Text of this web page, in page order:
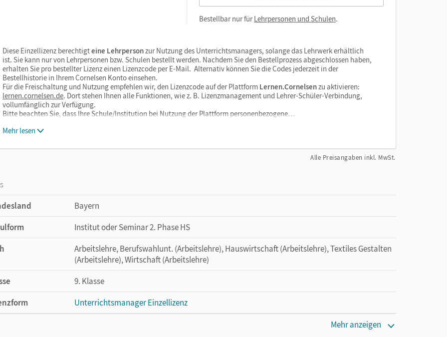
Bestellbar nur fürLehrpersonen und Schulen.
Diese Einzellizenz berechtigteine Lehrpersonzur Nutzung des Unterrichtsmanagers, solange das Lehrwerk erhältlich
ist. Sie kann nur von Lehrpersonen bzw. Schulen bestellt werden. Nachdem Sie den Bestellprozess abgeschlossen haben,
erhalten Sie pro bestellter Lizenz einen Lizenzcode per E-Mail. Alternativ können Sie die Codes jederzeit in der
Bestellhistorie in Ihrem Cornelsen Konto einsehen.
Für die Freischaltung und Nutzung empfehlen wir, den Lizenzcode auf der Plattform Lernen.Cornelsenzu aktivieren:
lernen.cornelsen.de. Dort stehen Ihnen alle Funktionen, wie z. B. Lizenzmanagement und Lehrer-Schüler-Verbindung,
vollumfänglich zur Verfügung.
Bitte beachten Sie, dass Ihre Schule/Institution bei Nutzung der Plattform personenbezogene…
Mehr lesen
Alle Preisangaben inkl. MwSt.
Bayern
Institut oder Seminar 2. Phase HS
Arbeitslehre, Berufswahlunt. (Arbeitslehre), Hauswirtschaft (Arbeitslehre), Textiles Gestalten
(Arbeitslehre), Wirtschaft (Arbeitslehre)
9. Klasse
Unterrichtsmanager Einzellizenz
Mehr anzeigen